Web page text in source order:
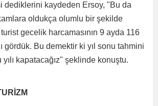
dediklerini kaydeden Ersoy, "Bu da
oldukça olumlu bir şekilde
turist gecelik harcamasının 9 ayda 116
gördük. Bu demektir ki yıl sonu tahmini
kapatacağız" şeklinde konuştu.